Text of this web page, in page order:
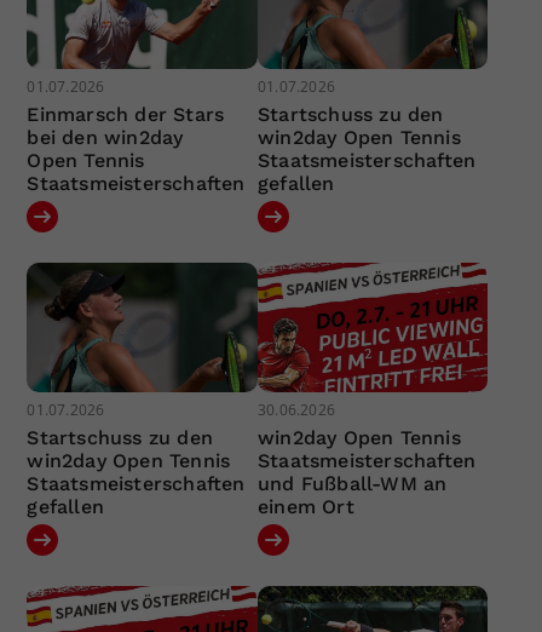
01.07.2026
Einmarsch der Stars
bei den win2day
Open Tennis
Staatsmeisterschaften
01.07.2026
Startschuss zu den
win2day Open Tennis
Staatsmeisterschaften
gefallen
01.07.2026
Startschuss zu den
win2day Open Tennis
Staatsmeisterschaften
gefallen
30.06.2026
win2day Open Tennis
Staatsmeisterschaften
und Fußball-WM an
einem Ort